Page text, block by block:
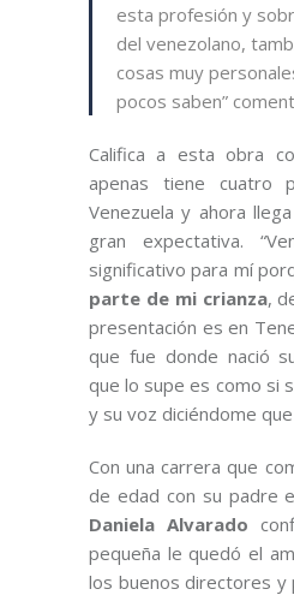
esta profesión y
del venezolano,
cosas muy
pocos saben”
Califica a esta obra
apenas tiene cuatro
Venezuela y ahora
gran expectativa.
significativo para mí
parte de mi crianza,
presentación es en
que fue donde nació
que lo supe es como si
y su voz diciéndome
Con una carrera que
de edad con su padre
Daniela Alvarado
pequeña le quedó el
los buenos directores y